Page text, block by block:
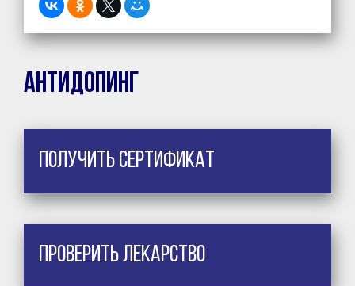
Антидопинг
Получить сертификат
Проверить лекарство